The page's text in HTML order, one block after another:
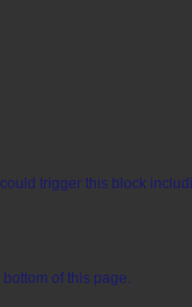
trigger this block
of this page.